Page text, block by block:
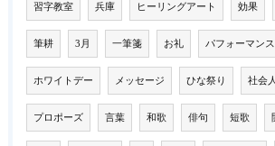
習字教室 兵庫 ヒーリングアート 効果
筆耕 3月 一筆箋 お礼 パフォーマンス
ホワイトデー メッセージ ひな祭り 社会人
プロポーズ 言葉 和歌 俳句 短歌